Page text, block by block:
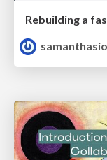
Rebuilding a